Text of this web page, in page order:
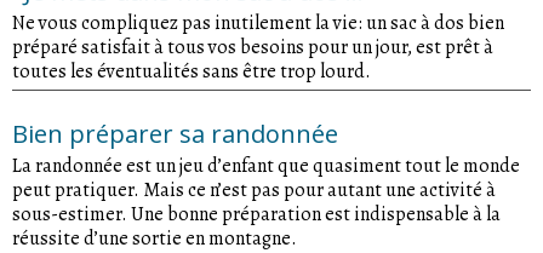
Ne vous compliquez pas inutilement la vie: un sac à dos bien
préparé satisfait à tous vos besoins pour un jour, est prêt à
toutes les éventualités sans être trop lourd.
Bien préparer sa randonnée
La randonnée est un jeu d’enfant que quasiment tout le monde
peut pratiquer. Mais ce n’est pas pour autant une activité à
sous-estimer. Une bonne préparation est indispensable à la
réussite d’une sortie en montagne.